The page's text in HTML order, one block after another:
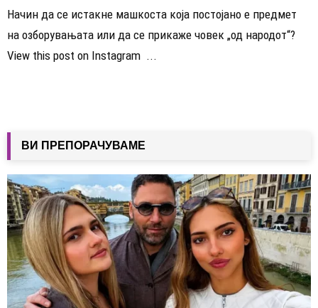
Начин да се истакне машкоста која постојано е предмет
на озборувањата или да се прикаже човек „од народот“?
View this post on Instagram ...
ВИ ПРЕПОРАЧУВАМЕ